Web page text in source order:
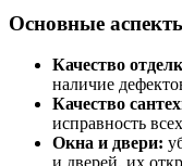
Основные
Качество
наличие
Качество
исправность
Окна и двери: